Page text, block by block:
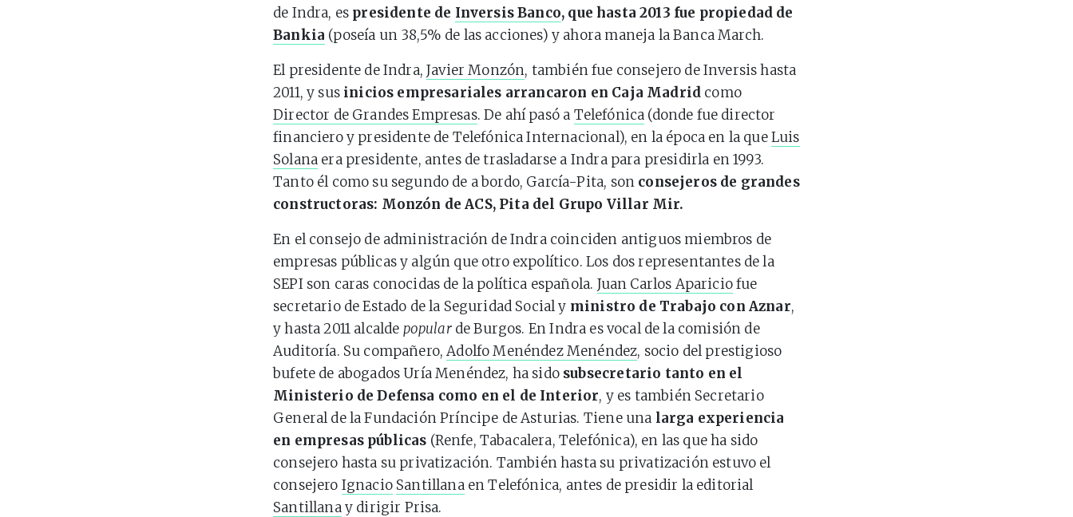
de Indra, es presidente de Inversis Banco, que hasta 2013 fue propiedad de
Bankia (poseía un 38,5% de las acciones) y ahora maneja la Banca March.
El presidente de Indra,Javier Monzón, también fue consejero de Inversis hasta
2011, y sus inicios empresariales arrancaron en Caja Madrid como
Director de Grandes Empresas. De ahí pasó a Telefónica (donde fue director
financiero y presidente de Telefónica Internacional), en la época en la queLuis
Solana era presidente, antes de trasladarse a Indra para presidirla en 1993.
Tanto él como su segundo de a bordo, García-Pita, son consejeros de grandes
constructoras: Monzón de ACS, Pita del Grupo Villar Mir.
En el consejo de administración de Indra coinciden antiguos miembros de
empresas públicas y algún que otro expolítico. Los dos representantes de la
SEPI son caras conocidas de la política española. Juan Carlos Apariciofue
secretario de Estado de la Seguridad Social y ministro de Trabajo con Aznar,
y hasta 2011 alcalde popularde Burgos. En Indra es vocal de la comisión de
Auditoría. Su compañero,Adolfo Menéndez Menéndez, socio del prestigioso
bufete de abogados Uría Menéndez, ha sido subsecretario tanto en el
Ministerio de Defensa como en el de Interior, y es también Secretario
General de la Fundación Príncipe de Asturias. Tiene una larga experiencia
en empresas públicas (Renfe, Tabacalera, Telefónica), en las que ha sido
consejero hasta su privatización. También hasta su privatización estuvo el
consejero Ignacio Santillanaen Telefónica, antes de presidir la editorial
Santillanay dirigir Prisa.